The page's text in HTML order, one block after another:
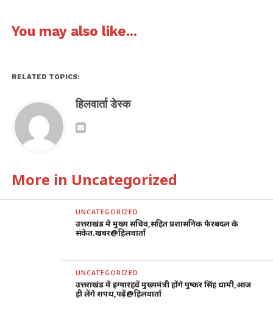
You may also like...
RELATED TOPICS:
हिलवार्ता डेस्क
More in Uncategorized
UNCATEGORIZED
उत्तराखंड में मुख्य सचिव,सहित प्रशासनिक फेरबदल के
संकेत.खबर@हिलवार्ता
UNCATEGORIZED
उत्तराखंड में इग्यारहवें मुख्यमंत्री होंगे पुष्कर सिंह धामी,आज
ही लेंगे शपथ,पढ़ें@हिलवार्ता